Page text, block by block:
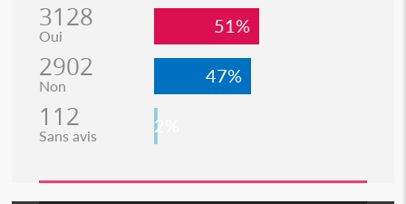
3128
Oui 51%
2902
Non 47%
112
Sans avis 2%